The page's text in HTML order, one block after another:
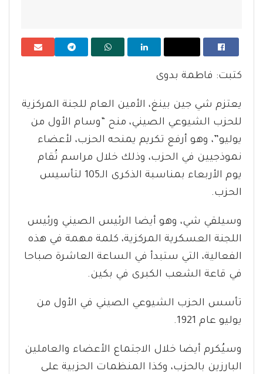
كتبت: فاطمة بدوى
يعتزم شي جين بينغ، الأمين العام للجنة المركزية
للحزب الشيوعي الصيني، منح “وسام الأول من
يوليو”، وهو أرفع تكريم يمنحه الحزب، لأعضاء
نموذجيين في الحزب، وذلك خلال مراسم تُقام
يوم الأربعاء بمناسبة الذكرى الـ105 لتأسيس
الحزب.
وسيلقي شي، وهو أيضا الرئيس الصيني ورئيس
اللجنة العسكرية المركزية، كلمة مهمة في هذه
الفعالية، التي ستبدأ في الساعة العاشرة صباحا
في قاعة الشعب الكبرى في بكين.
تأسس الحزب الشيوعي الصيني في الأول من
يوليو عام 1921.
وسيُكرم أيضا خلال الاجتماع الأعضاء والعاملين
البارزين بالحزب، وكذا المنظمات الحزبية على